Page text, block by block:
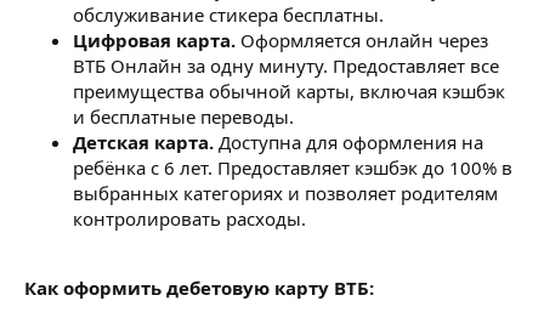
обслуживание стикера бесплатны.
Цифровая карта. Оформляется онлайн через
ВТБ Онлайн за одну минуту. Предоставляет все
преимущества обычной карты, включая кэшбэк
и бесплатные переводы.
Детская карта. Доступна для оформления на
ребёнка с 6 лет. Предоставляет кэшбэк до 100% в
выбранных категориях и позволяет родителям
контролировать расходы.
Как оформить дебетовую карту ВТБ: